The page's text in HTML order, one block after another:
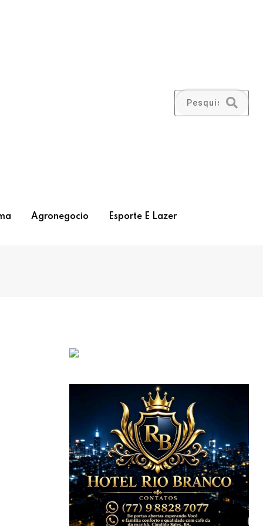
Agronegocio Esporte E Lazer